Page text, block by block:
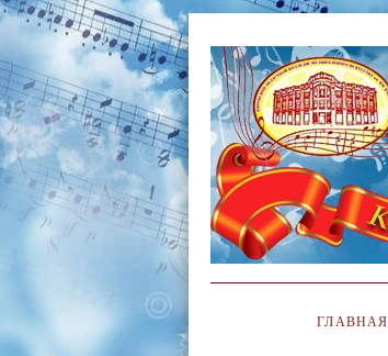
ГЛАВНАЯ